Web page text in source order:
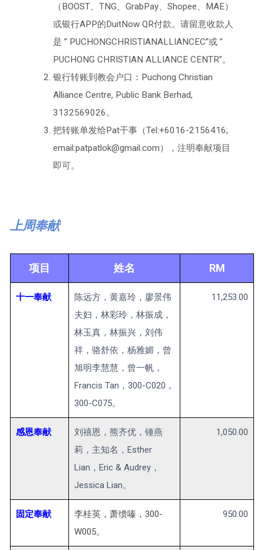
（BOOST、TNG、GrabPay、Shopee、MAE）
或银行APP的DuitNow QR付款。请留意收款人
是 ” PUCHONGCHRISTIANALLIANCEC”或 ”
PUCHONG CHRISTIAN ALLIANCE CENTR”。
银行转账到教会户口：Puchong Christian
Alliance Centre, Public Bank Berhad,
3132569026。
把转账单发给Pat干事（Tel:+6016-2156416;
email:patpatlok@gmail.com），注明奉献项目
即可。
上周奉献
项目 姓名 RM
十一奉献
陈远方，黄嘉玲，廖景伟
夫妇，林彩玲，林振成，
林玉真，林振兴，刘伟
祥，骆舒依，杨雅媚，曾
旭明李慧慧，曾一帆，
Francis Tan，300-C020，
300-C075。
11,253.00
感恩奉献
刘禧恩，熊齐优，锺燕
莉，主知名，Esther
Lian，Eric & Audrey，
Jessica Lian。
1,050.00
固定奉献
李桂英，萧缋嗪，300-
W005。
950.00